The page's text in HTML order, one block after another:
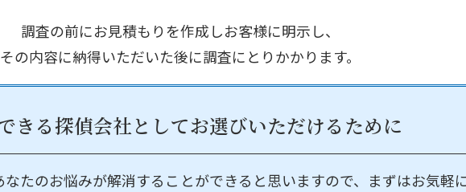
調査の前にお見積もりを作成しお客様に明示し、
その内容に納得いただいた後に調査にとりかかります。
きる探偵会社としてお選びいただけるために
たのお悩みが解消することができると思いますので、まずはお気軽